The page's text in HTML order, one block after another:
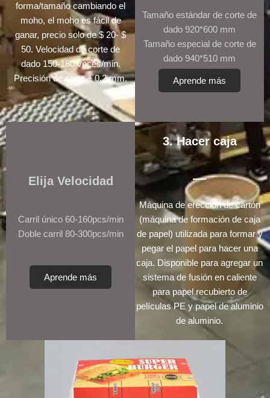
forma/tamaño cambiando el
moho, el moho es fácil de
ganar, precio solo de $ 20- $
50. Velocidad de corte de
dado 150-180 veces/min.
Precisión de corte ± 0.2 mm.
Tamaño estándar de corte de
dado 920*600 mm
Tamaño especial de corte de
dado 940*510 mm
Aprende más
Elija Velocidad
Carril único 60-160pcs/min
Doble carril 80-300pcs/min
Aprende más
3. Hacer caja
Máquina de erección de cartón
(máquina de formación de caja
de papel) utilizada para formar y
pegar el papel para hacer una
caja. Disponible para agregar un
sistema de fusión en caliente
para papel recubierto de
películas PE y papel de aluminio
de aluminio.